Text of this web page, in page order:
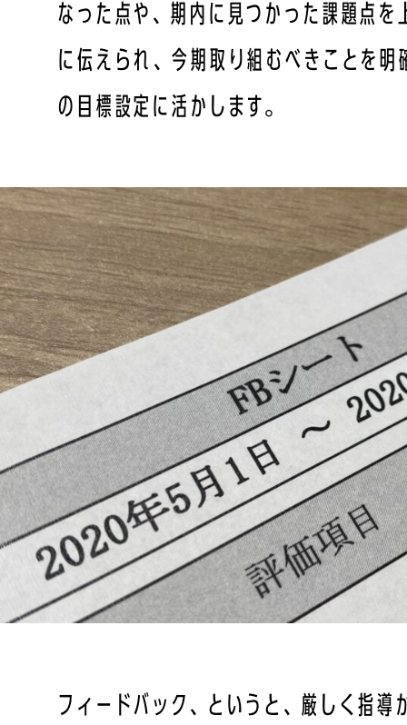
なった点や、期内に見つかった課題点を
に伝えられ、今期取り組むべきことを明
の目標設定に活かします。
フィードバック、というと、厳しく指導